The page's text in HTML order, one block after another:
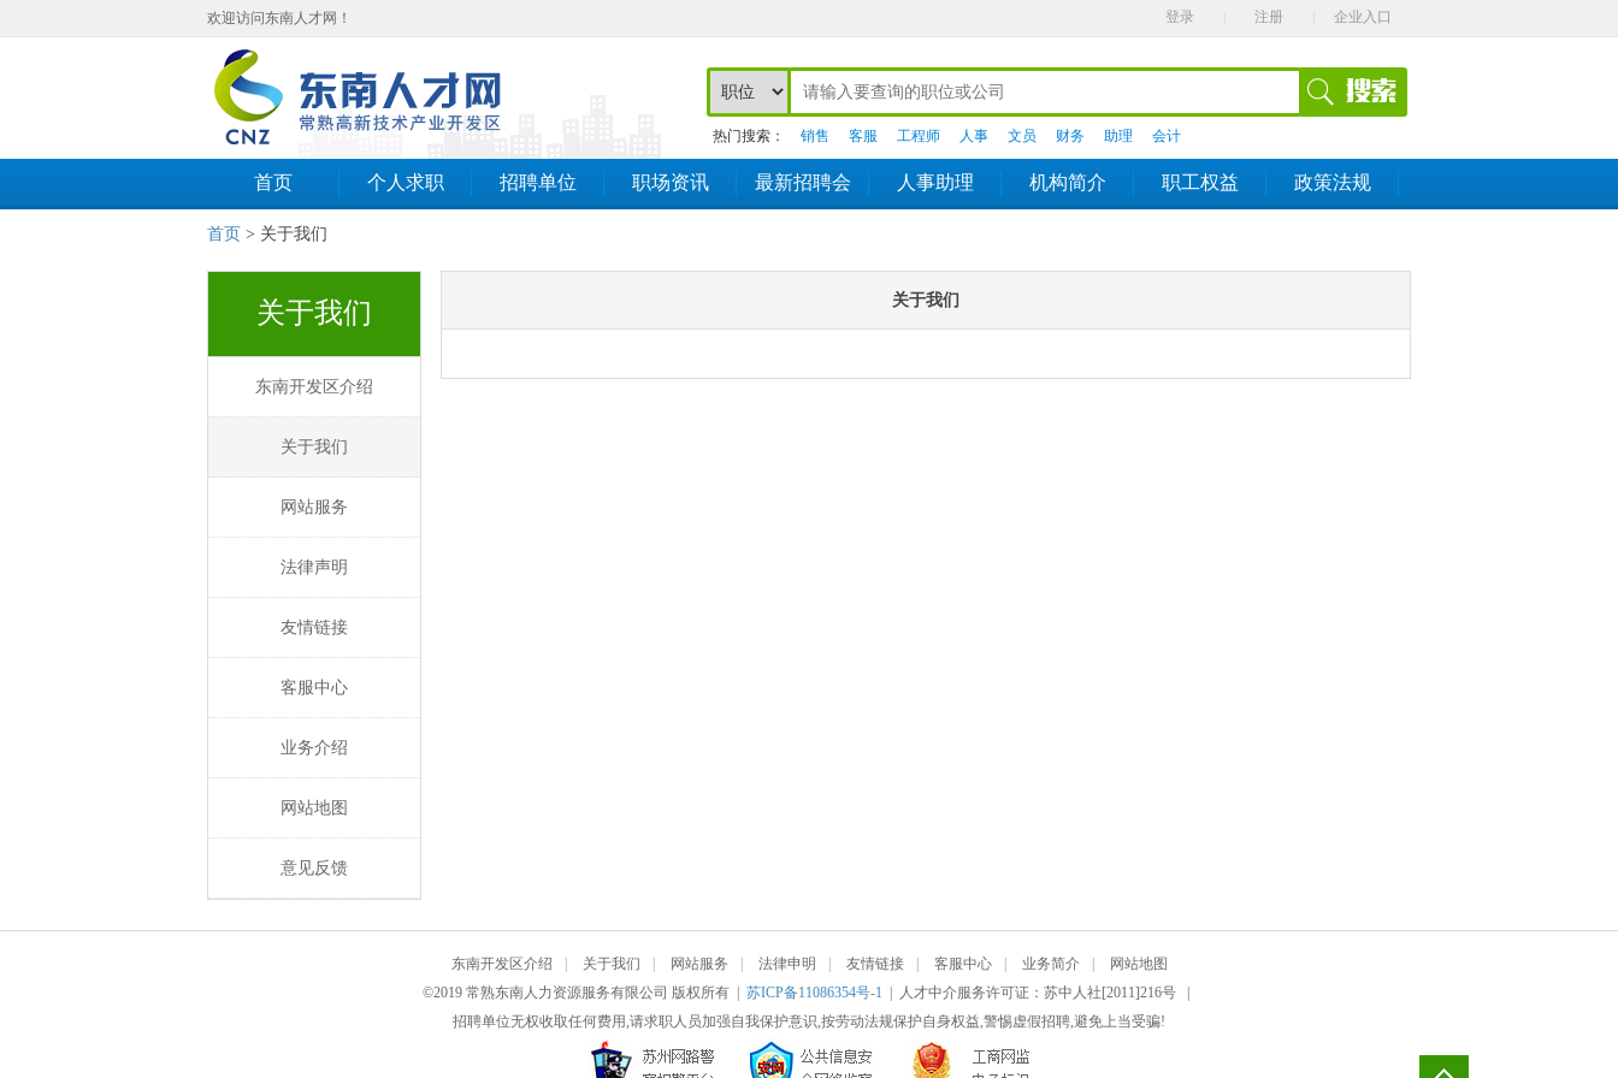
欢迎访问东南人才网！ 登录 注册 企业入口
热门搜索： 销售 客服 工程师 人事 文员 财务 助理 会计
首页 个人求职 招聘单位 职场资讯 最新招聘会 人事助理 机构简介 职工权益 政策法规
首页 > 关于我们
关于我们
东南开发区介绍
关于我们
网站服务
法律声明
友情链接
客服中心
业务介绍
网站地图
意见反馈
关于我们
东南开发区介绍 关于我们 网站服务 法律申明 友情链接 客服中心 业务简介
网站地图
©2019 常熟东南人力资源服务有限公司 版权所有 | 苏ICP备11086354号-1 | 人才中介服务许可证：苏中人社[2011]216号 |
招聘单位无权收取任何费用,请求职人员加强自我保护意识,按劳动法规保护自身权益,警惕虚假招聘,避免上当受骗!